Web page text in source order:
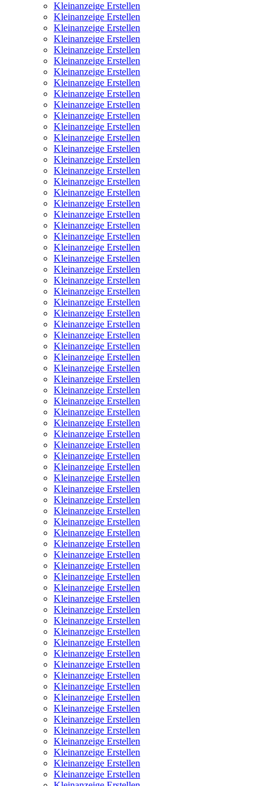
Kleinanzeige Erstellen
Kleinanzeige Erstellen
Kleinanzeige Erstellen
Kleinanzeige Erstellen
Kleinanzeige Erstellen
Kleinanzeige Erstellen
Kleinanzeige Erstellen
Kleinanzeige Erstellen
Kleinanzeige Erstellen
Kleinanzeige Erstellen
Kleinanzeige Erstellen
Kleinanzeige Erstellen
Kleinanzeige Erstellen
Kleinanzeige Erstellen
Kleinanzeige Erstellen
Kleinanzeige Erstellen
Kleinanzeige Erstellen
Kleinanzeige Erstellen
Kleinanzeige Erstellen
Kleinanzeige Erstellen
Kleinanzeige Erstellen
Kleinanzeige Erstellen
Kleinanzeige Erstellen
Kleinanzeige Erstellen
Kleinanzeige Erstellen
Kleinanzeige Erstellen
Kleinanzeige Erstellen
Kleinanzeige Erstellen
Kleinanzeige Erstellen
Kleinanzeige Erstellen
Kleinanzeige Erstellen
Kleinanzeige Erstellen
Kleinanzeige Erstellen
Kleinanzeige Erstellen
Kleinanzeige Erstellen
Kleinanzeige Erstellen
Kleinanzeige Erstellen
Kleinanzeige Erstellen
Kleinanzeige Erstellen
Kleinanzeige Erstellen
Kleinanzeige Erstellen
Kleinanzeige Erstellen
Kleinanzeige Erstellen
Kleinanzeige Erstellen
Kleinanzeige Erstellen
Kleinanzeige Erstellen
Kleinanzeige Erstellen
Kleinanzeige Erstellen
Kleinanzeige Erstellen
Kleinanzeige Erstellen
Kleinanzeige Erstellen
Kleinanzeige Erstellen
Kleinanzeige Erstellen
Kleinanzeige Erstellen
Kleinanzeige Erstellen
Kleinanzeige Erstellen
Kleinanzeige Erstellen
Kleinanzeige Erstellen
Kleinanzeige Erstellen
Kleinanzeige Erstellen
Kleinanzeige Erstellen
Kleinanzeige Erstellen
Kleinanzeige Erstellen
Kleinanzeige Erstellen
Kleinanzeige Erstellen
Kleinanzeige Erstellen
Kleinanzeige Erstellen
Kleinanzeige Erstellen
Kleinanzeige Erstellen
Kleinanzeige Erstellen
Kleinanzeige Erstellen